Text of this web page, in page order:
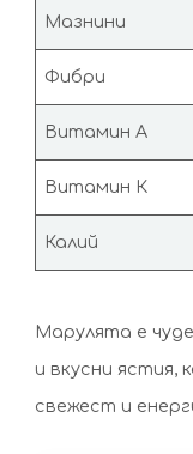
Мазнини
Фибри
Витамин А
Витамин К
Калий
Марулята е
и вкусни ястия,
свежест и